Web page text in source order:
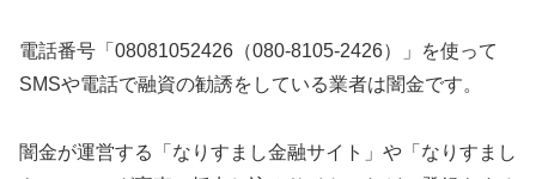
電話番号「08081052426（080-8105-2426）」を使って
SMSや電話で融資の勧誘をしている業者は闇金です。
闇金が運営する「なりすまし金融サイト」や「なりすまし